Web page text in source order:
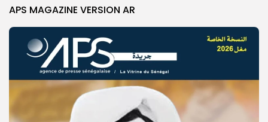
APS MAGAZINE VERSION AR